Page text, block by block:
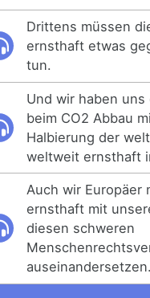
Drittens müssen
ernsthaft etwas
tun.
Und wir haben
beim CO2 Abbau
Halbierung der
weltweit ernsthaft
Auch wir Europäer
ernsthaft mit
diesen schweren
auseinandersetzen.